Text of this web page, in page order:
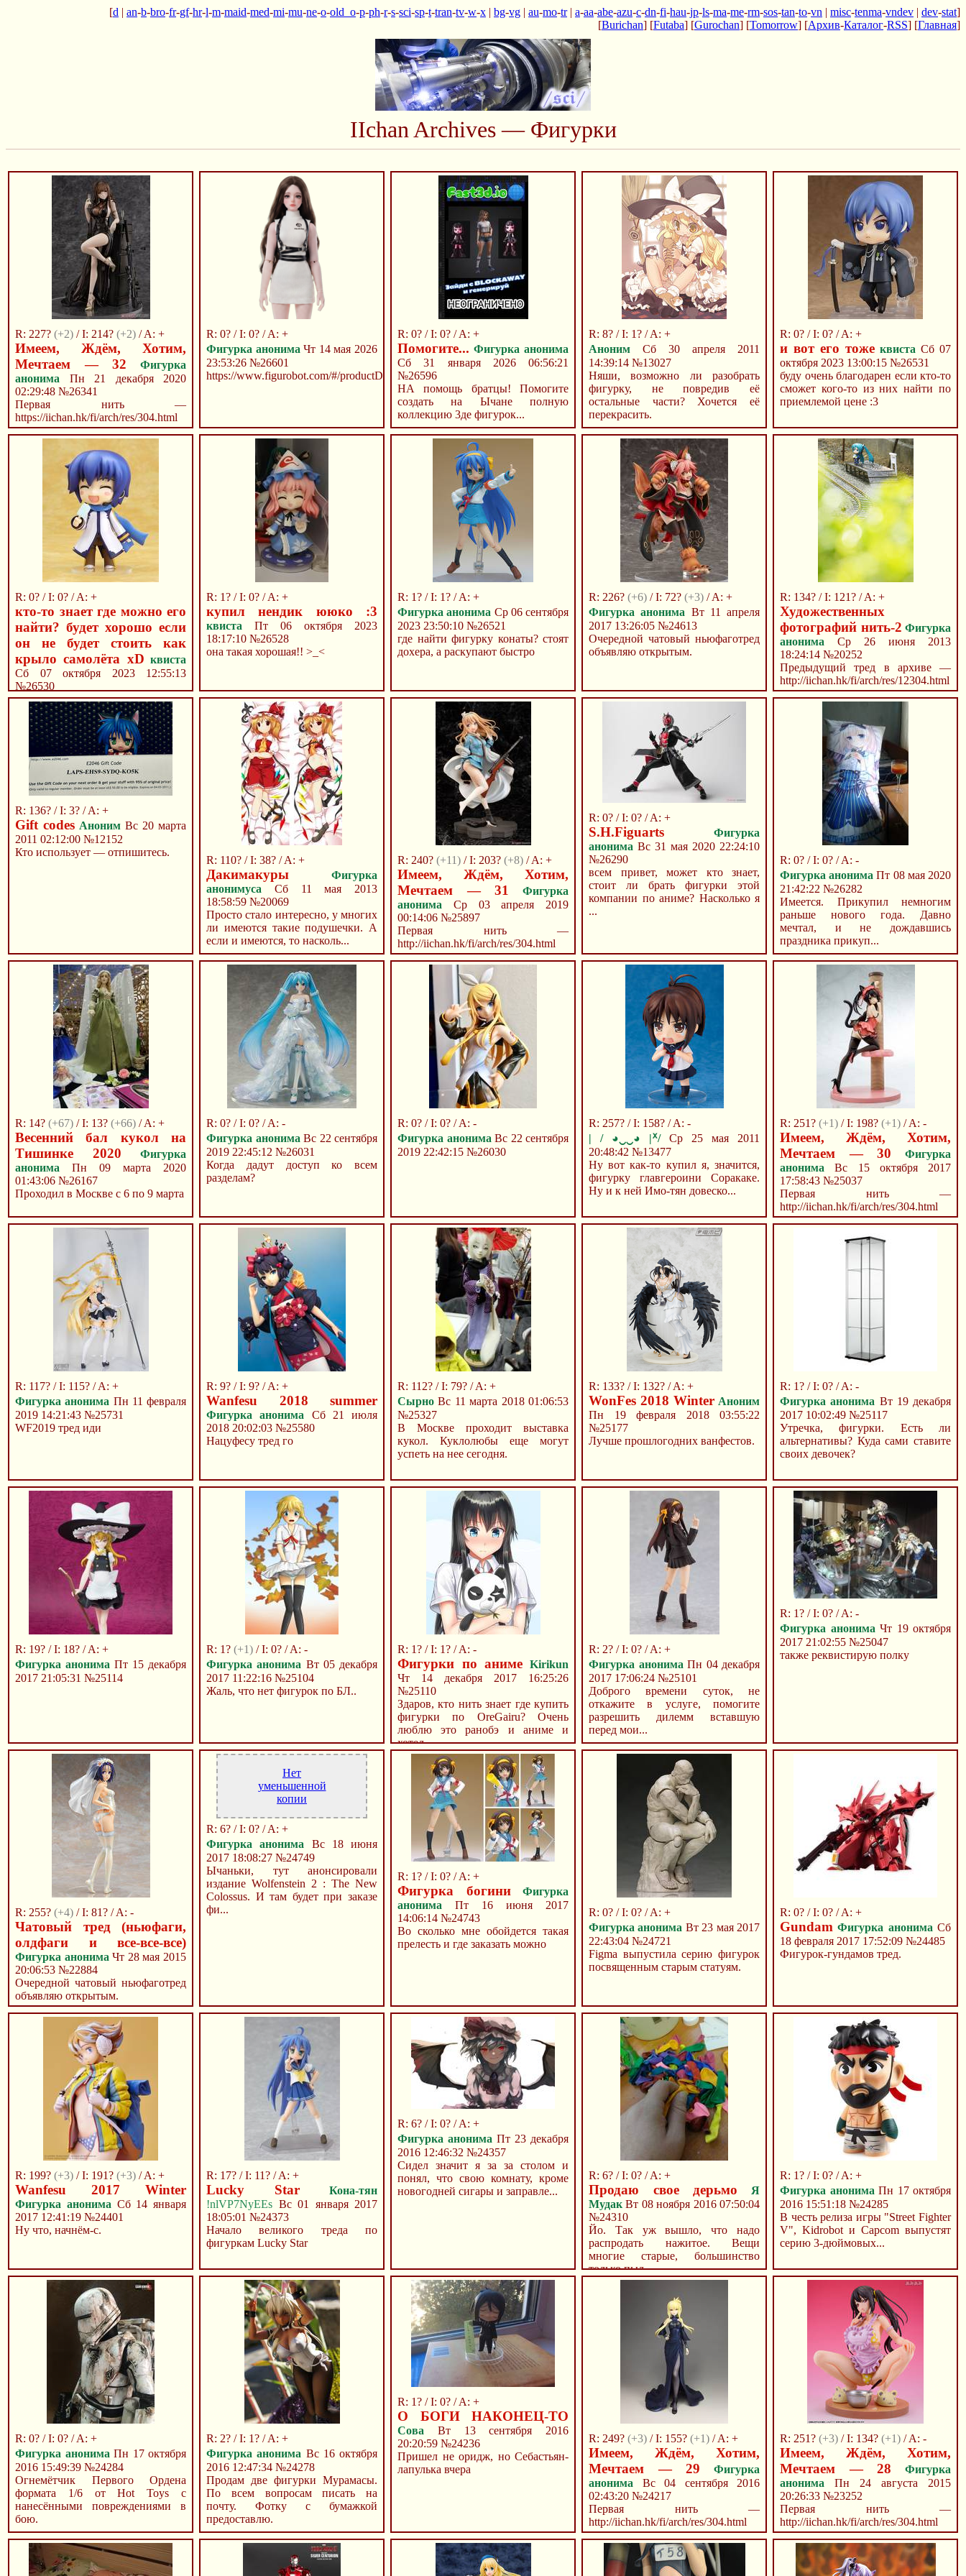
[d | an-b-bro-fr-gf-hr-l-m-maid-med-mi-mu-ne-o-old_o-p-ph-r-s-sci-sp-t-tran-tv-w-x | bg-vg | au-mo-tr| a-aa-abe-azu-c-dn-fi-hau-jp-ls-ma-me-rm-sos-tan-to-vn | misc-tenma-vndev | dev-stat]
[Burichan] [Futaba] [Gurochan] [Tomorrow] [Архив-Каталог-RSS] [Главная]
IIchan Archives — Фигурки
R: 227? (+2) / I: 214? (+2) / A: +
Имеем, Ждём, Хотим,
Мечтаем — 32
Фигурка
анонима Пн 21 декабря 2020
02:29:48 №26341
Первая нить —
https://iichan.hk/fi/arch/res/304.html
R: 0? / I: 0? / A: +
Фигурка анонима Чт 14 мая 2026
23:53:26 №26601
https://www.figurobot.com/#/productDetails
R: 0? / I: 0? / A: +
Помогите... Фигурка анонима
Сб 31 января 2026 06:56:21
№26596
НА помощь братцы! Помогите
создать на Ычане полную
коллекцию 3де фигурок...
R: 8? / I: 1? / A: +
Аноним Сб 30 апреля 2011
14:39:14 №13027
Няши, возможно ли разобрать
фигурку, не повредив её
остальные части? Хочется её
перекрасить.
R: 0? / I: 0? / A: +
и вот его тоже квиста Сб 07
октября 2023 13:00:15 №26531
буду очень благодарен если кто-то
сможет кого-то из них найти по
приемлемой цене :3
R: 0? / I: 0? / A: +
кто-то знает где можно его
найти? будет хорошо если
он не будет стоить как
крыло самолёта xD квиста
Сб 07 октября 2023 12:55:13
№26530
R: 1? / I: 0? / A: +
купил нендик ююко :3
квиста Пт 06 октября 2023
18:17:10 №26528
она такая хорошая!! >_<
R: 1? / I: 1? / A: +
Фигурка анонима Ср 06 сентября
2023 23:50:10 №26521
где найти фигурку конаты? стоят
дохера, а раскупают быстро
R: 226? (+6) / I: 72? (+3) / A: +
Фигурка анонима Вт 11 апреля
2017 13:26:05 №24613
Очередной чатовый ньюфаготред
объявляю открытым.
R: 134? / I: 121? / A: +
Художественных
фотографий нить-2 Фигурка
анонима Ср 26 июня 2013
18:24:14 №20252
Предыдущий тред в архиве —
http://iichan.hk/fi/arch/res/12304.html
R: 136? / I: 3? / A: +
Gift codes Аноним Вс 20 марта
2011 02:12:00 №12152
Кто использует — отпишитесь.
R: 110? / I: 38? / A: +
Дакимакуры
Фигурка
анонимуса Сб 11 мая 2013
18:58:59 №20069
Просто стало интересно, у многих
ли имеются такие подушечки. А
если и имеются, то насколь...
R: 240? (+11) / I: 203? (+8) / A: +
Имеем, Ждём, Хотим,
Мечтаем — 31
Фигурка
анонима Ср 03 апреля 2019
00:14:06 №25897
Первая нить —
http://iichan.hk/fi/arch/res/304.html
R: 0? / I: 0? / A: +
S.H.Figuarts
Фигурка
анонима Вс 31 мая 2020 22:24:10
№26290
всем привет, может кто знает,
стоит ли брать фигурки этой
компании по аниме? Насколько я
...
R: 0? / I: 0? / A: -
Фигурка анонима Пт 08 мая 2020
21:42:22 №26282
Имеется. Прикупил немногим
раньше нового года. Давно
мечтал, и не дождавшись
праздника прикуп...
R: 14? (+67) / I: 13? (+66) / A: +
Весенний бал кукол на
Тишинке 2020
Фигурка
анонима Пн 09 марта 2020
01:43:06 №26167
Проходил в Москве с 6 по 9 марта
R: 0? / I: 0? / A: -
Фигурка анонима Вс 22 сентября
2019 22:45:12 №26031
Когда дадут доступ ко всем
разделам?
R: 0? / I: 0? / A: -
Фигурка анонима Вс 22 сентября
2019 22:42:15 №26030
R: 257? / I: 158? / A: -
| / ◕‿‿◕ |ᕁ/Ср 25 мая 2011
20:48:42 №13477
Ну вот как-то купил я, значится,
фигурку главгероини Соракаке.
Ну и к ней Имо-тян довеско...
R: 251? (+1) / I: 198? (+1) / A: -
Имеем, Ждём, Хотим,
Мечтаем — 30
Фигурка
анонима Вс 15 октября 2017
17:58:43 №25037
Первая нить —
http://iichan.hk/fi/arch/res/304.html
R: 117? / I: 115? / A: +
Фигурка анонима Пн 11 февраля
2019 14:21:43 №25731
WF2019 тред иди
R: 9? / I: 9? / A: +
Wanfesu 2018 summer
Фигурка анонима Сб 21 июля
2018 20:02:03 №25580
Нацуфесу тред го
R: 112? / I: 79? / A: +
Сырно Вс 11 марта 2018 01:06:53
№25327
В Москве проходит выставка
кукол. Куклолюбы еще могут
успеть на нее сегодня.
R: 133? / I: 132? / A: +
WonFes 2018 Winter Аноним
Пн 19 февраля 2018 03:55:22
№25177
Лучше прошлогодних ванфестов.
R: 1? / I: 0? / A: -
Фигурка анонима Вт 19 декабря
2017 10:02:49 №25117
Утречка, фигурки. Есть ли
альтернативы? Куда сами ставите
своих девочек?
R: 19? / I: 18? / A: +
Фигурка анонима Пт 15 декабря
2017 21:05:31 №25114
R: 1? (+1) / I: 0? / A: -
Фигурка анонима Вт 05 декабря
2017 11:22:16 №25104
Жаль, что нет фигурок по БЛ..
R: 1? / I: 1? / A: -
Фигурки по аниме Kirikun
Чт 14 декабря 2017 16:25:26
№25110
Здаров, кто нить знает где купить
фигурки по OreGairu? Очень
люблю это ранобэ и аниме и
хотел...
R: 2? / I: 0? / A: +
Фигурка анонима Пн 04 декабря
2017 17:06:24 №25101
Доброго времени суток, не
откажите в услуге, помогите
разрешить дилемм вставшую
перед мои...
R: 1? / I: 0? / A: -
Фигурка анонима Чт 19 октября
2017 21:02:55 №25047
также реквистирую полку
R: 255? (+4) / I: 81? / A: -
Чатовый тред (ньюфаги,
олдфаги и все-все-все)
Фигурка анонима Чт 28 мая 2015
20:06:53 №22884
Очередной чатовый ньюфаготред
объявляю открытым.
Нет
уменьшенной
копии
R: 6? / I: 0? / A: +
Фигурка анонима Вс 18 июня
2017 18:08:27 №24749
Ычаньки, тут анонсировали
издание Wolfenstein 2 : The New
Colossus. И там будет при заказе
фи...
R: 1? / I: 0? / A: +
Фигурка богини
Фигурка
анонима Пт 16 июня 2017
14:06:14 №24743
Во сколько мне обойдется такая
прелесть и где заказать можно
R: 0? / I: 0? / A: +
Фигурка анонима Вт 23 мая 2017
22:43:04 №24721
Figma выпустила серию фигурок
посвященным старым статуям.
R: 0? / I: 0? / A: +
Gundam Фигурка анонима Сб
18 февраля 2017 17:52:09 №24485
Фигурок-гундамов тред.
R: 199? (+3) / I: 191? (+3) / A: +
Wanfesu 2017 Winter
Фигурка анонима Сб 14 января
2017 12:41:19 №24401
Ну что, начнём-с.
R: 17? / I: 11? / A: +
Lucky Star
Кона-тян
!nlVP7NyEEs Вс 01 января 2017
18:05:01 №24373
Начало великого треда по
фигуркам Lucky Star
R: 6? / I: 0? / A: +
Фигурка анонима Пт 23 декабря
2016 12:46:32 №24357
Сидел значит я за за столом и
понял, что свою комнату, кроме
новогодней сигары и заправле...
R: 6? / I: 0? / A: +
Продаю свое дерьмо
Я
Мудак Вт 08 ноября 2016 07:50:04
№24310
Йо. Так уж вышло, что надо
распродать нажитое. Вещи
многие старые, большинство
только пыл...
R: 1? / I: 0? / A: +
Фигурка анонима Пн 17 октября
2016 15:51:18 №24285
В честь релиза игры "Street Fighter
V", Kidrobot и Capcom выпустят
серию 3-дюймовых...
R: 0? / I: 0? / A: +
Фигурка анонима Пн 17 октября
2016 15:49:39 №24284
Огнемётчик Первого Ордена
формата 1/6 от Hot Toys с
нанесёнными повреждениями в
бою.
R: 2? / I: 1? / A: +
Фигурка анонима Вс 16 октября
2016 12:47:34 №24278
Продам две фигурки Мурамасы.
По всем вопросам писать на
почту. Фотку с бумажкой
предоставлю.
R: 1? / I: 0? / A: +
О БОГИ НАКОНЕЦ-ТО
Сова Вт 13 сентября 2016
20:20:59 №24236
Пришел не оридж, но Себастьян-
лапулька вчера
R: 249? (+3) / I: 155? (+1) / A: +
Имеем, Ждём, Хотим,
Мечтаем — 29
Фигурка
анонима Вс 04 сентября 2016
02:43:20 №24217
Первая нить —
http://iichan.hk/fi/arch/res/304.html
R: 251? (+3) / I: 134? (+1) / A: -
Имеем, Ждём, Хотим,
Мечтаем — 28
Фигурка
анонима Пн 24 августа 2015
20:26:33 №23252
Первая нить —
http://iichan.hk/fi/arch/res/304.html